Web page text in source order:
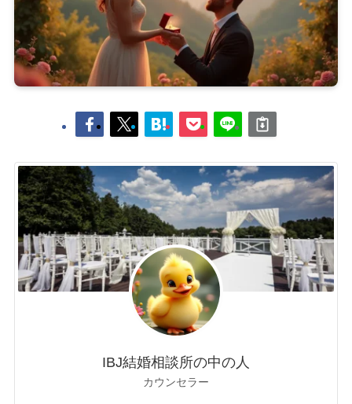
IBJ結婚相談所の中の人
カウンセラー